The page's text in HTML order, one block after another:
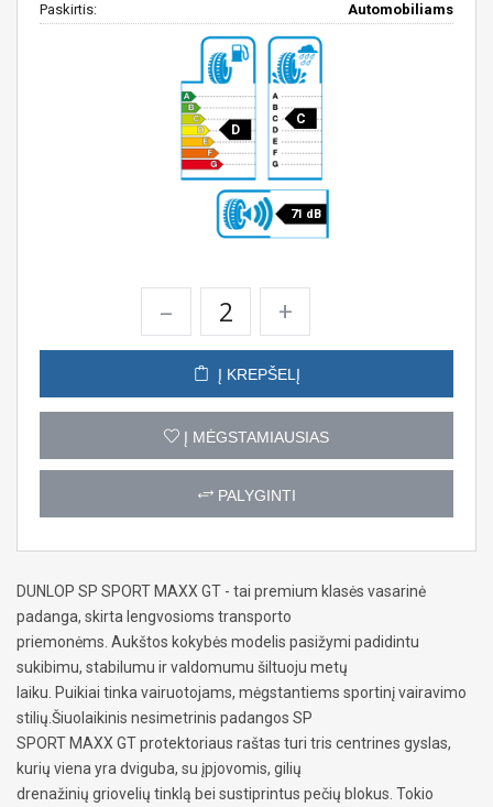
Paskirtis: Automobiliams
D
C
71 dB
– +
Į KREPŠELĮ
Į MĖGSTAMIAUSIAS
PALYGINTI
DUNLOP SP SPORT MAXX GT - tai premium klasės vasarinė
padanga, skirta lengvosioms transporto
priemonėms. Aukštos kokybės modelis pasižymi padidintu
sukibimu, stabilumu ir valdomumu šiltuoju metų
laiku. Puikiai tinka vairuotojams, mėgstantiems sportinį vairavimo
stilių.Šiuolaikinis nesimetrinis padangos SP
SPORT MAXX GT protektoriaus raštas turi tris centrines gyslas,
kurių viena yra dviguba, su įpjovomis, gilių
drenažinių griovelių tinklą bei sustiprintus pečių blokus. Tokio